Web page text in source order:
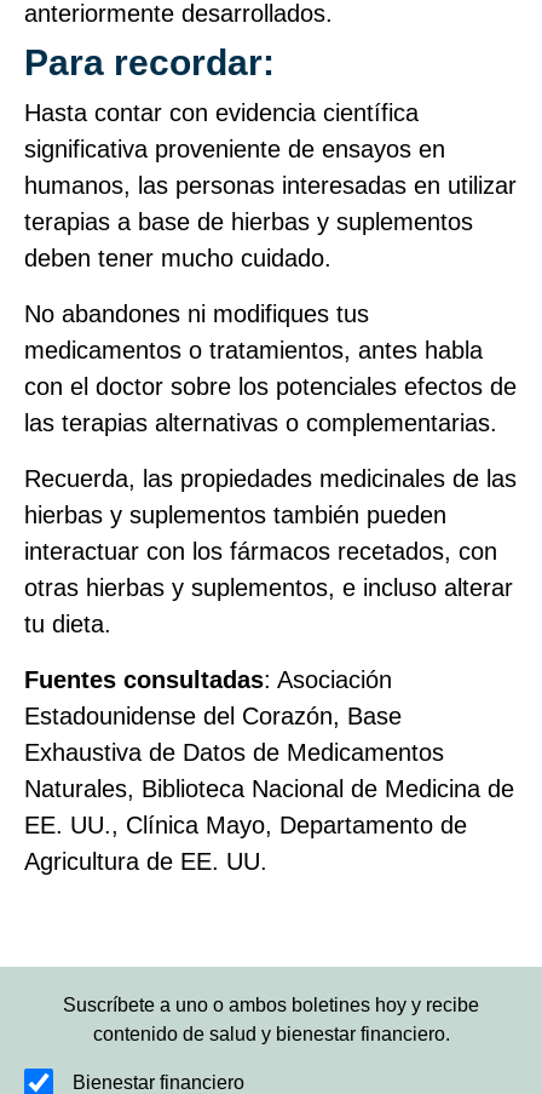
anteriormente desarrollados.
Para recordar:
Hasta contar con evidencia científica
significativa proveniente de ensayos en
humanos, las personas interesadas en utilizar
terapias a base de hierbas y suplementos
deben tener mucho cuidado.
No abandones ni modifiques tus
medicamentos o tratamientos, antes habla
con el doctor sobre los potenciales efectos de
las terapias alternativas o complementarias.
Recuerda, las propiedades medicinales de las
hierbas y suplementos también pueden
interactuar con los fármacos recetados, con
otras hierbas y suplementos, e incluso alterar
tu dieta.
Fuentes consultadas: Asociación
Estadounidense del Corazón, Base
Exhaustiva de Datos de Medicamentos
Naturales, Biblioteca Nacional de Medicina de
EE. UU., Clínica Mayo, Departamento de
Agricultura de EE. UU.
Suscríbete a uno o ambos boletines hoy y recibe
contenido de salud y bienestar financiero.
Bienestar financiero